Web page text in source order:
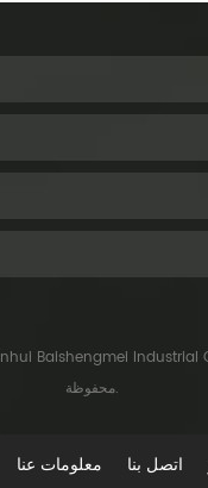
محفوظة.
معلومات عنا اتصل بنا